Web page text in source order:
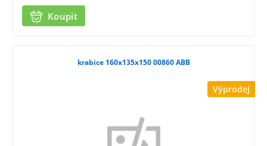
Koupit
Výprodej
krabice 160x135x150 00860 ABB